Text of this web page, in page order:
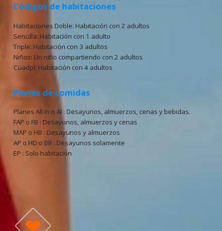
Códigos de habitaciones
Habitaciones Doble: Habitación con 2 adultos
Sencilla: Habitación con 1 adulto
Triple: Habitación con 3 adultos
Niños: Un niño compartiendo con 2 adultos
Cuadpl: Habitación con 4 adultos
Planes de comidas
Planes All in o AI : Desayunos, almuerzos, cenas y bebidas.
FAP o FB : Desayunos, almuerzos y cenas
MAP o HB : Desayunos y almuerzos
AP o HD o BB : Desayunos solamente
EP : Solo habitación
❤